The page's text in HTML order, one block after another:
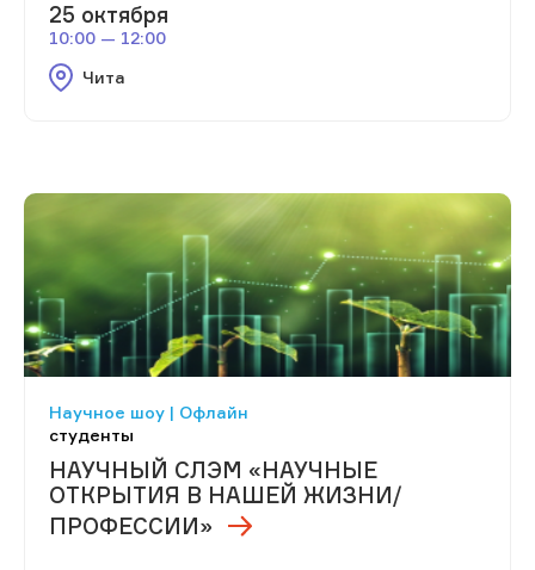
25 октября
10:00 — 12:00
Чита
Научное шоу | Офлайн
студенты
НАУЧНЫЙ СЛЭМ «НАУЧНЫЕ
ОТКРЫТИЯ В НАШЕЙ ЖИЗНИ/
ПРОФЕССИИ»